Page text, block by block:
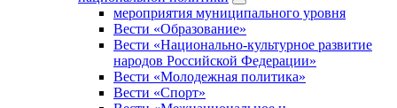
мероприятия муниципального уровня
Вести «Образование»
Вести «Национально-культурное развитие
народов Российской Федерации»
Вести «Молодежная политика»
Вести «Спорт»